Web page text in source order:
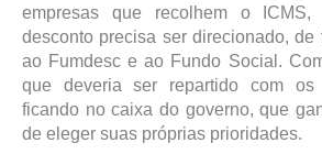
empresas que recolhem o ICMS,
desconto precisa ser direcionado, de
ao Fumdesc e ao Fundo Social.
que deveria ser repartido com os
ficando no caixa do governo, que
de eleger suas próprias prioridades.